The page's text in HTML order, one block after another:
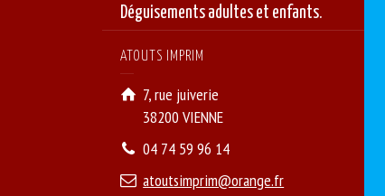
Déguisements adultes et enfants.
ATOUTS IMPRIM
7, rue juiverie
38200 VIENNE
04 74 59 96 14
atoutsimprim@orange.fr